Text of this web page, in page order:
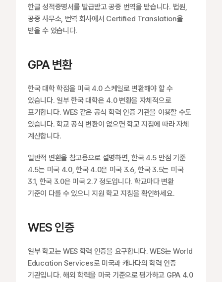
한글 성적증명서를 발급받고 공증 번역을 받습니다. 법원,
공증 사무소, 번역 회사에서 Certified Translation을
받을 수 있습니다.
GPA 변환
한국 대학 학점을 미국 4.0 스케일로 변환해야 할 수
있습니다. 일부 한국 대학은 4.0 변환을 자체적으로
표기합니다. WES 같은 공식 학력 인증 기관을 이용할 수도
있습니다. 학교 공식 변환이 없으면 학교 지침에 따라 자체
계산합니다.
일반적 변환을 참고용으로 설명하면, 한국 4.5 만점 기준
4.5는 미국 4.0, 한국 4.0은 미국 3.6, 한국 3.5는 미국
3.1, 한국 3.0은 미국 2.7 정도입니다. 학교마다 변환
기준이 다를 수 있으니 지원 학교 지침을 확인하세요.
WES 인증
일부 학교는 WES 학력 인증을 요구합니다. WES는 World
Education Services로 미국과 캐나다의 학력 인증
기관입니다. 해외 학력을 미국 기준으로 평가하고 GPA 4.0